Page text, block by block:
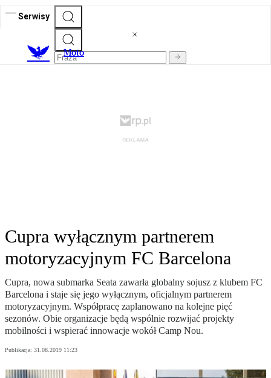
Serwisy
Moto
Cupra wyłącznym partnerem
motoryzacyjnym FC Barcelona
Cupra, nowa submarka Seata zawarła globalny sojusz z klubem FC
Barcelona i staje się jego wyłącznym, oficjalnym partnerem
motoryzacyjnym. Współpracę zaplanowano na kolejne pięć
sezonów. Obie organizacje będą wspólnie rozwijać projekty
mobilności i wspierać innowacje wokół Camp Nou.
Publikacja: 31.08.2019 11:23